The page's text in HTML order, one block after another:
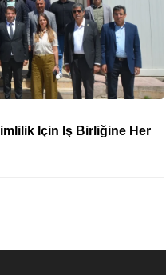
İçin İş Birliğine Her